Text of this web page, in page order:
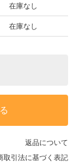
在庫なし
在庫なし
返品について
取引法に基づく表記